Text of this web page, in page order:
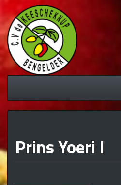
Spring
naar
inhoud
Prins Yoeri I